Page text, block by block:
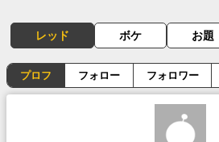
レッド ボケ お題
プロフ フォロー フォロワー